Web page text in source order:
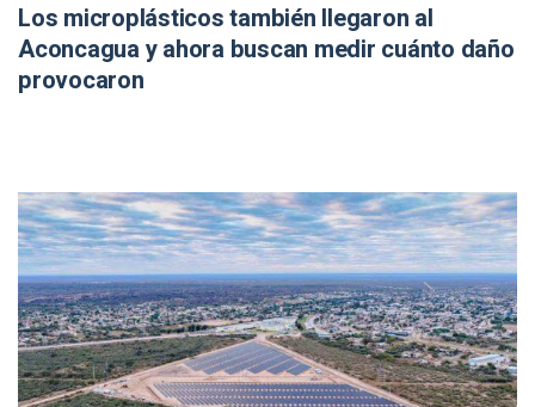
Los microplásticos también llegaron al
Aconcagua y ahora buscan medir cuánto daño
provocaron